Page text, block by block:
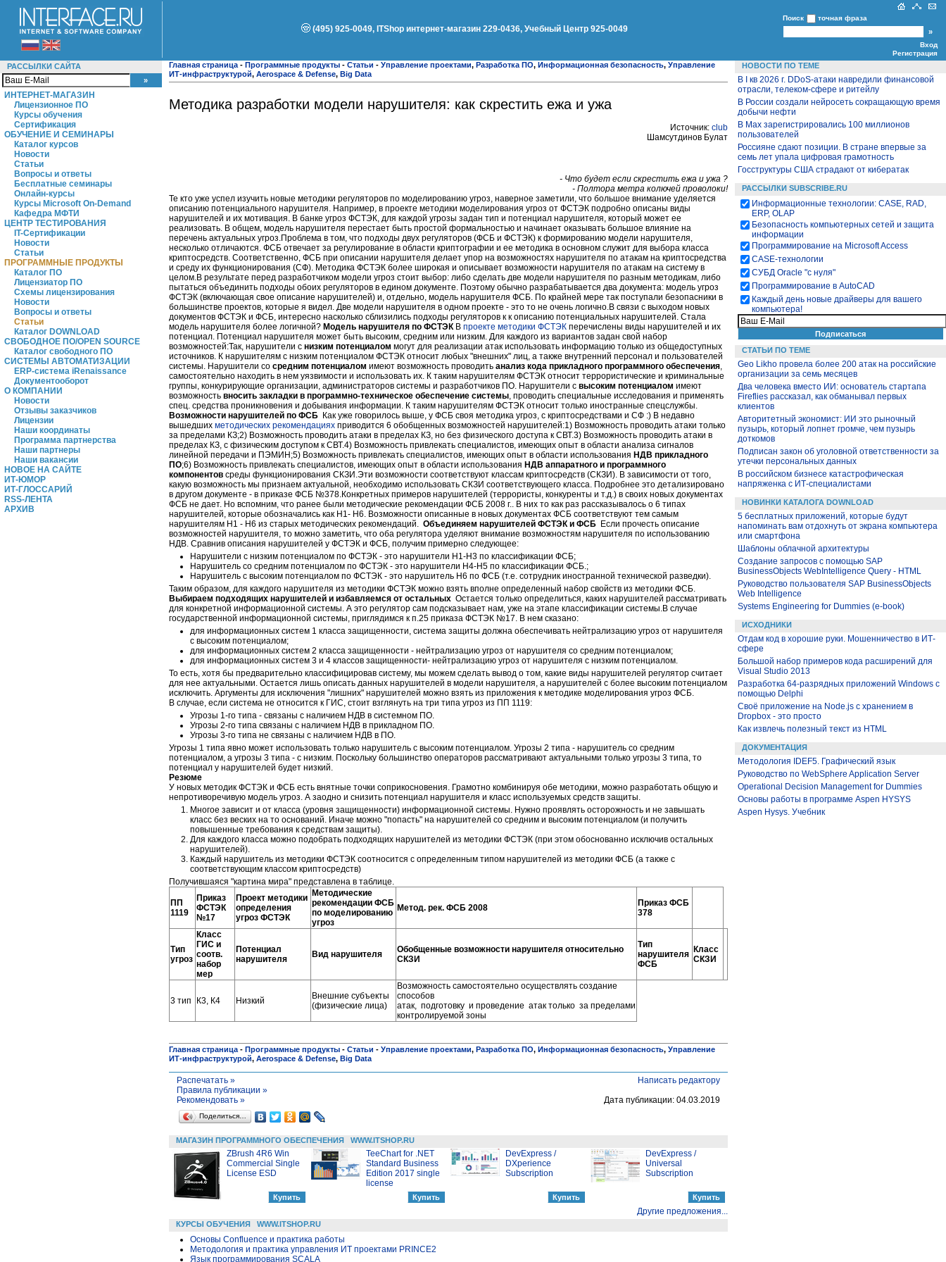
(495) 925-0049, ITShop интернет-магазин 229-0436, Учебный Центр 925-0049
Поиск точная фраза
Вход
Регистрация
РАССЫЛКИ САЙТА
ИНТЕРНЕТ-МАГАЗИН
Лицензионное ПО
Курсы обучения
Сертификация
ОБУЧЕНИЕ И СЕМИНАРЫ
Каталог курсов
Новости
Статьи
Вопросы и ответы
Бесплатные семинары
Онлайн-курсы
Курсы Microsoft On-Demand
Кафедра МФТИ
ЦЕНТР ТЕСТИРОВАНИЯ
IT-Сертификации
Новости
Статьи
ПРОГРАММНЫЕ ПРОДУКТЫ
Каталог ПО
Лицензиатор ПО
Схемы лицензирования
Новости
Вопросы и ответы
Статьи
Каталог DOWNLOAD
СВОБОДНОЕ ПО/OPEN SOURCE
Каталог свободного ПО
СИСТЕМЫ АВТОМАТИЗАЦИИ
ERP-система iRenaissance
Документооборот
О КОМПАНИИ
Новости
Отзывы заказчиков
Лицензии
Наши координаты
Программа партнерства
Наши партнеры
Наши вакансии
НОВОЕ НА САЙТЕ
ИТ-ЮМОР
ИТ-ГЛОССАРИЙ
RSS-ЛЕНТА
АРХИВ
Главная страница - Программные продукты - Статьи - Управление проектами, Разработка ПО, Информационная безопасность, Управление
ИТ-инфраструктурой, Aerospace & Defense, Big Data
Методика разработки модели нарушителя: как скрестить ежа и ужа
Источник: club
Шамсутдинов Булат
- Что будет если скрестить ежа и ужа ?
- Полтора метра колючей проволоки!
Те кто уже успел изучить новые методики регуляторов по моделированию угроз, наверное заметили, что большое внимание уделяется
описанию потенциального нарушителя. Например, в проекте методики моделирования угроз от ФСТЭК подробно описаны виды
нарушителей и их мотивация. В банке угроз ФСТЭК, для каждой угрозы задан тип и потенциал нарушителя, который может ее
реализовать. В общем, модель нарушителя перестает быть простой формальностью и начинает оказывать большое влияние на
перечень актуальных угроз.Проблема в том, что подходы двух регуляторов (ФСБ и ФСТЭК) к формированию модели нарушителя,
несколько отличаются. ФСБ отвечает за регулирование в области криптографии и ее методика в основном служит для выбора класса
криптосредств. Соответственно, ФСБ при описании нарушителя делает упор на возможностях нарушителя по атакам на криптосредства
и среду их функционирования (СФ). Методика ФСТЭК более широкая и описывает возможности нарушителя по атакам на систему в
целом.В результате перед разработчиком модели угроз стоит выбор: либо сделать две модели нарушителя по разным методикам, либо
пытаться объединить подходы обоих регуляторов в едином документе. Поэтому обычно разрабатывается два документа: модель угроз
ФСТЭК (включающая свое описание нарушителей) и, отдельно, модель нарушителя ФСБ. По крайней мере так поступали безопасники в
большинстве проектов, которые я видел. Две модели нарушителя в одном проекте - это то не очень логично.В связи с выходом новых
документов ФСТЭК и ФСБ, интересно насколько сблизились подходы регуляторов к к описанию потенциальных нарушителей. Стала
модель нарушителя более логичной? Модель нарушителя по ФСТЭКВ проекте методики ФСТЭК перечислены виды нарушителей и их
потенциал. Потенциал нарушителя может быть высоким, средним или низким. Для каждого из вариантов задан свой набор
возможностей:Так, нарушители с низким потенциалом могут для реализации атак использовать информацию только из общедоступных
источников. К нарушителям с низким потенциалом ФСТЭК относит любых "внешних" лиц, а также внутренний персонал и пользователей
системы. Нарушители со средним потенциалом имеют возможность проводить анализ кода прикладного программного обеспечения,
самостоятельно находить в нем уязвимости и использовать их. К таким нарушителям ФСТЭК относит террористические и криминальные
группы, конкурирующие организации, администраторов системы и разработчиков ПО. Нарушители с высоким потенциалом имеют
возможность вносить закладки в программно-техническое обеспечение системы, проводить специальные исследования и применять
спец. средства проникновения и добывания информации. К таким нарушителям ФСТЭК относит только иностранные спецслужбы.
Возможности нарушителей по ФСБ Как уже говорилось выше, у ФСБ своя методика угроз, с криптосредствами и СФ :) В недавно
вышедших методических рекомендациях приводится 6 обобщенных возможностей нарушителей:1) Возможность проводить атаки только
за пределами КЗ;2) Возможность проводить атаки в пределах КЗ, но без физического доступа к СВТ.3) Возможность проводить атаки в
пределах КЗ, с физическим доступом к СВТ.4) Возможность привлекать специалистов, имеющих опыт в области анализа сигналов
линейной передачи и ПЭМИН;5) Возможность привлекать специалистов, имеющих опыт в области использования НДВ прикладного
ПО;6) Возможность привлекать специалистов, имеющих опыт в области использования НДВ аппаратного и программного
компонентов среды функционирования СКЗИ.Эти возможности соответствуют классам криптосредств (СКЗИ). В зависимости от того,
какую возможность мы признаем актуальной, необходимо использовать СКЗИ соответствующего класса. Подробнее это детализировано
в другом документе - в приказе ФСБ №378.Конкретных примеров нарушителей (террористы, конкуренты и т.д.) в своих новых документах
ФСБ не дает. Но вспомним, что ранее были методические рекомендации ФСБ 2008 г.. В них то как раз рассказывалось о 6 типах
нарушителей, которые обозначались как Н1- Н6. Возможности описанные в новых документах ФСБ соответствуют тем самым
нарушителям Н1 - Н6 из старых методических рекомендаций. Объединяем нарушителей ФСТЭК и ФСБ Если прочесть описание
возможностей нарушителя, то можно заметить, что оба регулятора уделяют внимание возможностям нарушителя по использованию
НДВ. Сравнив описания нарушителей у ФСТЭК и ФСБ, получим примерно следующее:
Нарушители с низким потенциалом по ФСТЭК - это нарушители Н1-Н3 по классификации ФСБ;
Нарушитель со средним потенциалом по ФСТЭК - это нарушители Н4-Н5 по классификации ФСБ.;
Нарушитель с высоким потенциалом по ФСТЭК - это нарушитель Н6 по ФСБ (т.е. сотрудник иностранной технической разведки).
Таким образом, для каждого нарушителя из методики ФСТЭК можно взять вполне определенный набор свойств из методики ФСБ.
Выбираем подходящих нарушителей и избавляемся от остальных Остается только определиться, каких нарушителей рассматривать
для конкретной информационной системы. А это регулятор сам подсказывает нам, уже на этапе классификации системы.В случае
государственной информационной системы, приглядимся к п.25 приказа ФСТЭК №17. В нем сказано:
для информационных систем 1 класса защищенности, система защиты должна обеспечивать нейтрализацию угроз от нарушителя
с высоким потенциалом;
для информационных систем 2 класса защищенности - нейтрализацию угроз от нарушителя со средним потенциалом;
для информационных систем 3 и 4 классов защищенности- нейтрализацию угроз от нарушителя с низким потенциалом.
То есть, хотя бы предварительно классифицировав систему, мы можем сделать вывод о том, какие виды нарушителей регулятор считает
для нее актуальными. Остается лишь описать данных нарушителей в модели нарушителя, а нарушителей с более высоким потенциалом
исключить. Аргументы для исключения "лишних" нарушителей можно взять из приложения к методике моделирования угроз ФСБ.
В случае, если система не относится к ГИС, стоит взглянуть на три типа угроз из ПП 1119:
Угрозы 1-го типа - связаны с наличием НДВ в системном ПО.
Угрозы 2-го типа связаны с наличием НДВ в прикладном ПО.
Угрозы 3-го типа не связаны с наличием НДВ в ПО.
Угрозы 1 типа явно может использовать только нарушитель с высоким потенциалом. Угрозы 2 типа - нарушитель со средним
потенциалом, а угрозы 3 типа - с низким. Поскольку большинство операторов рассматривают актуальными только угрозы 3 типа, то
потенциал у нарушителей будет низкий.
Резюме
У новых методик ФСТЭК и ФСБ есть внятные точки соприкосновения. Грамотно комбинируя обе методики, можно разработать общую и
непротиворечивую модель угроз. А заодно и снизить потенциал нарушителя и класс используемых средств защиты.
Многое зависит и от класса (уровня защищенности) информационной системы. Нужно проявлять осторожность и не завышать
класс без веских на то оснований. Иначе можно "попасть" на нарушителей со средним и высоким потенциалом (и получить
повышенные требования к средствам защиты).
Для каждого класса можно подобрать подходящих нарушителей из методики ФСТЭК (при этом обоснованно исключив остальных
нарушителей).
Каждый нарушитель из методики ФСТЭК соотносится с определенным типом нарушителей из методики ФСБ (а также с
соответствующим классом криптосредств)
Получившаяся "картина мира" представлена в таблице.
ПП
1119
Приказ
ФСТЭК
№17
Проект методики
определения
угроз ФСТЭК
Методические
рекомендации ФСБ
по моделированию
угроз
Метод. рек. ФСБ 2008
Приказ ФСБ
378
Тип
угроз
Класс
ГИС и
соотв.
набор
мер
Потенциал
нарушителя
Вид нарушителя
Обобщенные возможности нарушителя относительно
СКЗИ
Тип
нарушителя
ФСБ
Класс
СКЗИ
3 тип К3, К4 Низкий
Внешние субъекты
(физические лица)
Возможность самостоятельно осуществлять создание
способов
атак, подготовку и проведение атак только за пределами
контролируемой зоны
Главная страница - Программные продукты - Статьи - Управление проектами, Разработка ПО, Информационная безопасность, Управление
ИТ-инфраструктурой, Aerospace & Defense, Big Data
Распечатать »
Правила публикации »
Написать редактору
Рекомендовать »
Дата публикации: 04.03.2019
Поделиться…
МАГАЗИН ПРОГРАММНОГО ОБЕСПЕЧЕНИЯ WWW.ITSHOP.RU
ZBrush 4R6 Win
Commercial Single
License ESD
TeeChart for .NET
Standard Business
Edition 2017 single
license
DevExpress /
DXperience
Subscription
DevExpress /
Universal
Subscription
Другие предложения...
КУРСЫ ОБУЧЕНИЯ WWW.ITSHOP.RU
Основы Confluence и практика работы
Методология и практика управления ИТ проектами PRINCE2
Язык программирования SCALA
НОВОСТИ ПО ТЕМЕ
В I кв 2026 г. DDoS-атаки навредили финансовой
отрасли, телеком-сфере и ритейлу
В России создали нейросеть сокращающую время
добычи нефти
В Max зарегистрировались 100 миллионов
пользователей
Россияне сдают позиции. В стране впервые за
семь лет упала цифровая грамотность
Госструктуры США страдают от кибератак
РАССЫЛКИ SUBSCRIBE.RU
Информационные технологии: CASE, RAD,
ERP, OLAP
Безопасность компьютерных сетей и защита
информации
Программирование на Microsoft Access
CASE-технологии
СУБД Oracle "с нуля"
Программирование в AutoCAD
Каждый день новые драйверы для вашего
компьютера!
СТАТЬИ ПО ТЕМЕ
Geo Likho провела более 200 атак на российские
организации за семь месяцев
Два человека вместо ИИ: основатель стартапа
Fireflies рассказал, как обманывал первых
клиентов
Авторитетный экономист: ИИ это рыночный
пузырь, который лопнет громче, чем пузырь
доткомов
Подписан закон об уголовной ответственности за
утечки персональных данных
В российском бизнесе катастрофическая
напряженка с ИТ-специалистами
НОВИНКИ КАТАЛОГА DOWNLOAD
5 бесплатных приложений, которые будут
напоминать вам отдохнуть от экрана компьютера
или смартфона
Шаблоны облачной архитектуры
Создание запросов с помощью SAP
BusinessObjects WebIntelligence Query - HTML
Руководство пользователя SAP BusinessObjects
Web Intelligence
Systems Engineering for Dummies (e-book)
ИСХОДНИКИ
Отдам код в хорошие руки. Мошенничество в ИТ-
сфере
Большой набор примеров кода расширений для
Visual Studio 2013
Разработка 64-разрядных приложений Windows с
помощью Delphi
Своё приложение на Node.js с хранением в
Dropbox - это просто
Как извлечь полезный текст из HTML
ДОКУМЕНТАЦИЯ
Методология IDEF5. Графический язык
Руководство по WebSphere Application Server
Operational Decision Management for Dummies
Основы работы в программе Aspen HYSYS
Aspen Hysys. Учебник